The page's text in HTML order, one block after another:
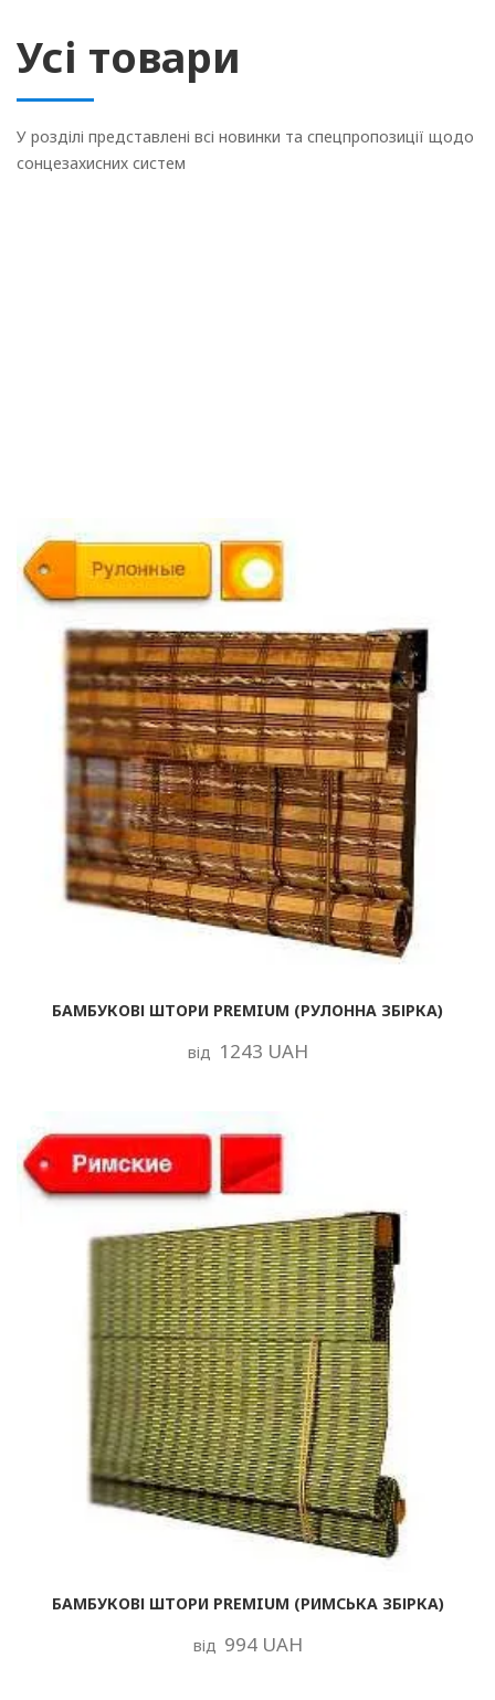
Усі товари
У розділі представлені всі новинки та спецпропозиції щодо
сонцезахисних систем
БАМБУКОВІ ШТОРИ PREMIUM (РУЛОННА ЗБІРКА)
від 1243 UAH
БАМБУКОВІ ШТОРИ PREMIUM (РИМСЬКА ЗБІРКА)
від 994 UAH